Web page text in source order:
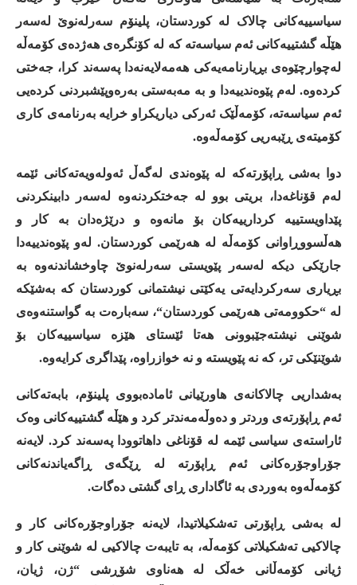
سیاسییەکانی چالاک لە کوردستان، پلینۆم سەرلەنوێ لەسەر
هێڵە گشتییەکانی ئەم سیاسەتە کە لە کۆنگرەی هەژدەی کۆمەڵە
لەچوارچێوەی بڕیارنامەیەکی هەمەلایەنەدا پەسەند کرا، جەختی
کردەوە. لەم پێوەندییەدا و بە مەبەستی بەرەوپێشبردنی کردەیی
ئەم سیاسەتە، کۆمەڵێک ئەرکی دیاریکراو خرایە بەرنامەی کاری
کۆمیتەی ڕێبەریی کۆمەڵەوە.
دوا بەشی ڕاپۆرتەکە لە پێوەندی لەگەڵ ئەولەویەتەکانی ئێمە
لەم قۆناغەدا، بریتی بوو لە جەختکردنەوە لەسەر
دابینکردنی
پێداویستییە
کردارییەکان بۆ مانەوە و درێژەدان بە کار
و
هەڵسووڕاوانی کۆمەڵە لە هەرێمی کوردستان. لەو پێوەندییەدا
جارێکی
دیکە لەسەر پێویستی سەرلەنوێ چاوخشاندنەوە
بە
بڕیاری سەرکردایەتی یەکێتی نیشتمانی کوردستان کە بەشێکە
لە “حکوومەتی هەرێمی کوردستان“، سەبارەت بە گواستنەوەی
شوێنی
نیشته‌جێبوونی هەتا ئێستای هێزە سیاسییەکان
بۆ
شوێنێکی تر، کە نە پێویستە و نە خوازراوە، پێداگری کرایەوە.
بەشداریی چالاکانەی هاورێیانی ئامادەبووی پلینۆم، بابەتەکانی
ئەم ڕاپۆرتەی وردتر و دەوڵەمەندتر کرد و هێڵە گشتییەکانی وەک
ئاراستەی سیاسی ئێمە لە قۆناغی داهاتوودا پەسەند کرد. لایەنە
جۆراوجۆرەکانی
ئەم ڕاپۆرتە لە ڕێگەی
ڕاگەیاندنەکانی
کۆمەڵەوە بەوردی بە ئاگاداری ڕای گشتی دەگات.
لە بەشی ڕاپۆرتی تەشکیلاتیدا، لایەنە جۆراوجۆرەکانی کار
و
چالاکیی تەشکیلاتی کۆمەڵە، بە تایبەت چالاکیی لە شوێنی کار و
ژیانی
کۆمەڵانی خەڵک لە هەناوی شۆڕشی “ژن،
ژیان،